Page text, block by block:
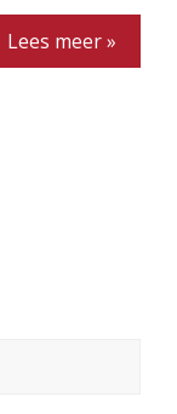
Lees meer »